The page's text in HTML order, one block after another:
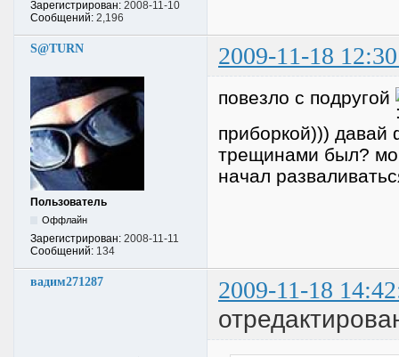
Зарегистрирован: 2008-11-10
Сообщений: 2,196
S@TURN 2009-11-18
Пользователь
Оффлайн
Зарегистрирован: 2008-11-11
Сообщений: 134
повезло с подругой
приборкой))) давай
трещинами был?
начал
вадим271287 2009-11-18